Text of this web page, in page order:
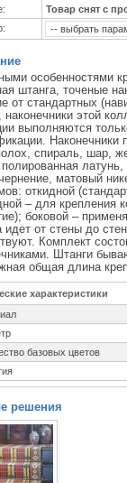
Товар снят с
особенностями
штанга, точеные
от стандартных
наконечники этой
выполняются
Наконечники
спираль, шар,
полированная
матовый
откидной
– для крепления
боковой –
идет от стены до
Комплект
Штанги
общая длина
характеристики
базовых цветов
решения